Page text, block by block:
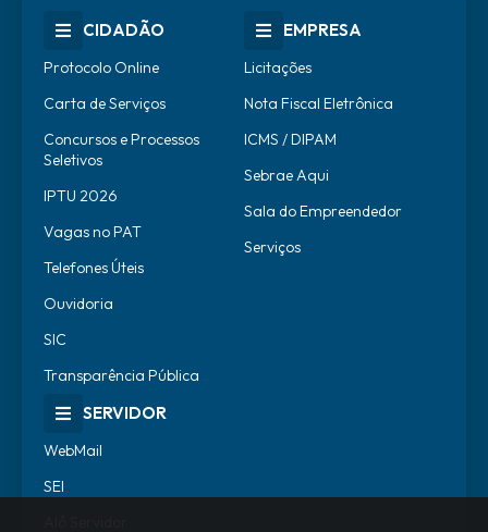
CIDADÃO
Protocolo Online
Carta de Serviços
Concursos e Processos
Seletivos
IPTU 2026
Vagas no PAT
Telefones Úteis
Ouvidoria
SIC
Transparência Pública
EMPRESA
Licitações
Nota Fiscal Eletrônica
ICMS / DIPAM
Sebrae Aqui
Sala do Empreendedor
Serviços
SERVIDOR
WebMail
SEI